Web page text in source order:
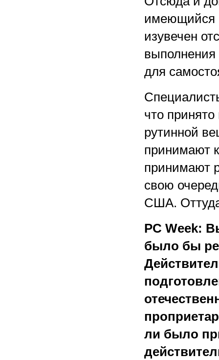
имеющийся
изувечен
выполнения
для
что принято
рутинной
принимают
принимают
свою
США.
PC Week:
было бы
ли было